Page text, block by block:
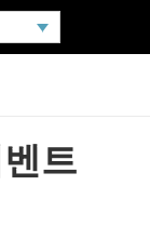
트